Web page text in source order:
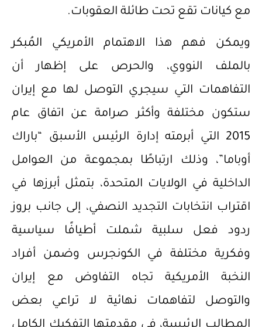
مع كيانات تقع تحت طائلة العقوبات.
ويمكن فهم هذا الاهتمام الأمريكي المُبكر
بالملف النووي، والحرص على إظهار أن
التفاهمات التي سيجري التوصل لها مع إيران
ستكون مختلفة وأكثر صرامة عن اتفاق عام
2015 التي أبرمته إدارة الرئيس الأسبق “باراك
أوباما”، وذلك ارتباطًا بمجموعة من العوامل
الداخلية في الولايات المتحدة، بتمثل أبرزها في
اقتراب انتخابات التجديد النصفي، إلى جانب بروز
ردود فعل سلبية شملت أطيافًا سياسية
وفكرية مختلفة في الكونجرس وضمن أفراد
النخبة الأمريكية تجاه التفاوض مع إيران
والتوصل لتفاهمات نهائية لا تراعي بعض